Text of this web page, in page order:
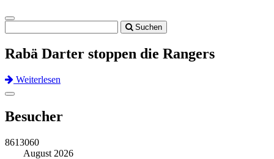
Toggle
navigation
Suchen
Rabä Darter stoppen die Rangers
Weiterlesen
Previous
Next
Toggle
Besucher
8613060
August 2026